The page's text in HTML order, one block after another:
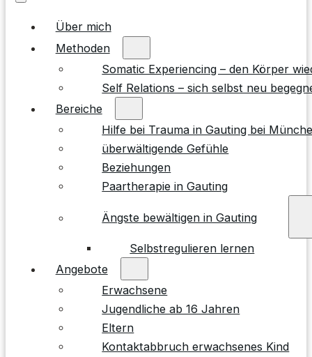
Über mich
Methoden
Somatic Experiencing – den Körper
Self Relations – sich selbst neu
Bereiche
Hilfe bei Trauma in Gauting bei
überwältigende Gefühle
Beziehungen
Paartherapie in Gauting
Ängste bewältigen in Gauting
Selbstregulieren lernen
Angebote
Erwachsene
Jugendliche ab 16 Jahren
Eltern
Kontaktabbruch erwachsenes Kind